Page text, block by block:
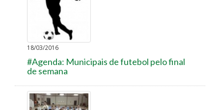
18/03/2016
#Agenda: Municipais de futebol pelo final
de semana